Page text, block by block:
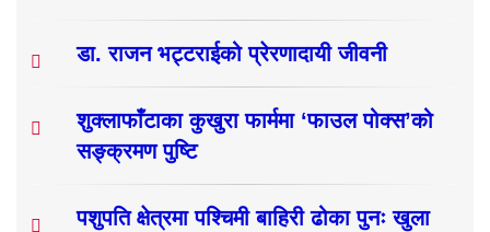
डा. राजन भट्टराईको प्रेरणादायी जीवनी
शुक्लाफाँटाका कुखुरा फार्ममा ‘फाउल पोक्स’को
सङ्क्रमण पुष्टि
पशुपति क्षेत्रमा पश्चिमी बाहिरी ढोका पुनः खुला